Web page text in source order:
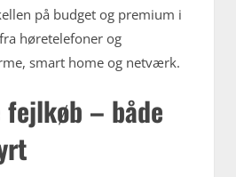
på budget og premium i
høretelefoner og
smart home og netværk.
fejlkøb – både